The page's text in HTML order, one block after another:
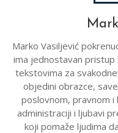
Marko Vasiljević
ima jednostavan pristup
tekstovima za
objedini obrazce,
poslovnom, pravnom i
administraciji i ljubavi
koji pomaže ljudima